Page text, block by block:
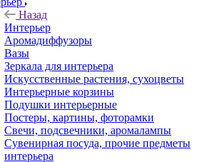
Назад
Интерьер
Аромадиффузоры
Вазы
Зеркала для интерьера
Искусственные растения, сухоцветы
Интерьерные корзины
Подушки интерьерные
Постеры, картины, фоторамки
Свечи, подсвечники, аромалампы
Сувенирная посуда, прочие предметы
интерьера